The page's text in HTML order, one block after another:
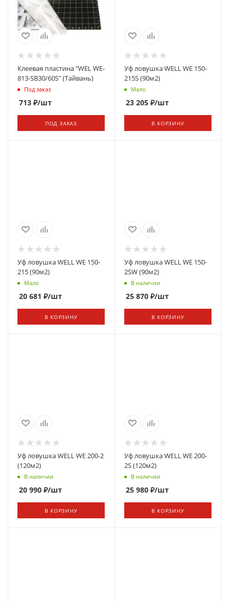
Клеевая пластина "WEL WE-
813-SB30/60S" (Тайвань)
Под заказ
713 ₽/шт
ПОД ЗАКАЗ
Уф ловушка WELL WE 150-
215S (90м2)
Мало
23 205 ₽/шт
В КОРЗИНУ
Уф ловушка WELL WE 150-
215 (90м2)
Мало
20 681 ₽/шт
В КОРЗИНУ
Уф ловушка WELL WE 150-
2SW (90м2)
В наличии
25 870 ₽/шт
В КОРЗИНУ
Уф ловушка WELL WE 200-2
(120м2)
В наличии
20 990 ₽/шт
В КОРЗИНУ
Уф ловушка WELL WE 200-
2S (120м2)
В наличии
25 980 ₽/шт
В КОРЗИНУ